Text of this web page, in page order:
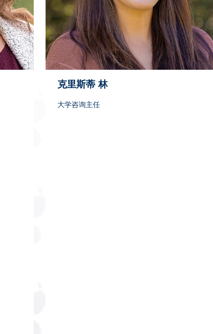
克里斯蒂 林
大学咨询主任